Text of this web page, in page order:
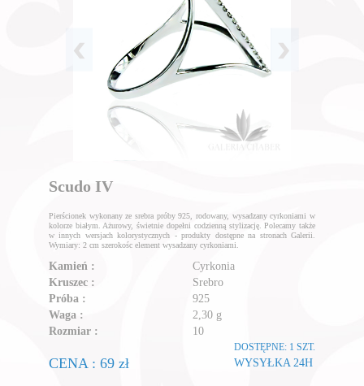
Scudo IV
Pierścionek wykonany ze srebra próby 925, rodowany, wysadzany cyrkoniami w
kolorze białym. Ażurowy, świetnie dopełni codzienną stylizację. Polecamy także
w innych wersjach kolorystycznych - produkty dostępne na stronach Galerii.
Wymiary: 2 cm szerokośc element wysadzany cyrkoniami.
Kamień :
Cyrkonia
Kruszec :
Srebro
Próba :
925
Waga :
2,30 g
Rozmiar :
10
CENA : 69 zł
DOSTĘPNE: 1 SZT.
WYSYŁKA 24H